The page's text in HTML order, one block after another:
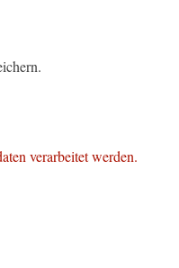
verarbeitet werden.